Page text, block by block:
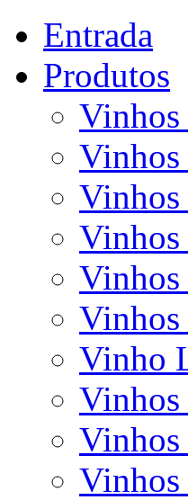
Entrada
Produtos
Vinhos
Vinhos
Vinhos
Vinho
Vinhos
Vinhos
Vinhos